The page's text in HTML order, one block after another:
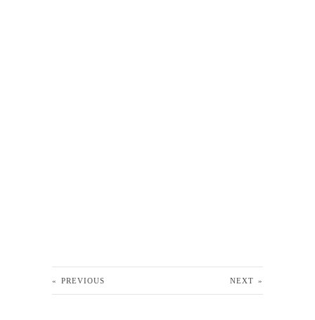
« PREVIOUS NEXT »